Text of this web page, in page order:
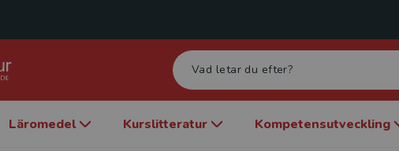
Läromedel Kurslitteratur Kompetensutveckling